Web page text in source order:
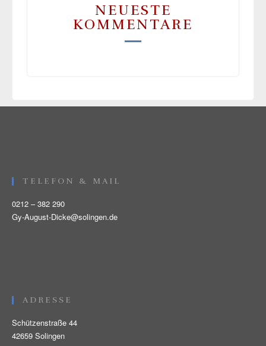
NEUESTE
KOMMENTARE
TELEFON & MAIL
0212 – 382 290
Gy-August-Dicke@solingen.de
ADRESSE
Schützenstraße 44
42659 Solingen